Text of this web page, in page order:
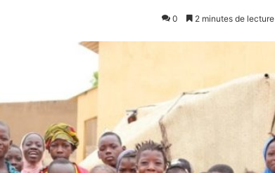
0 2 minutes de lecture